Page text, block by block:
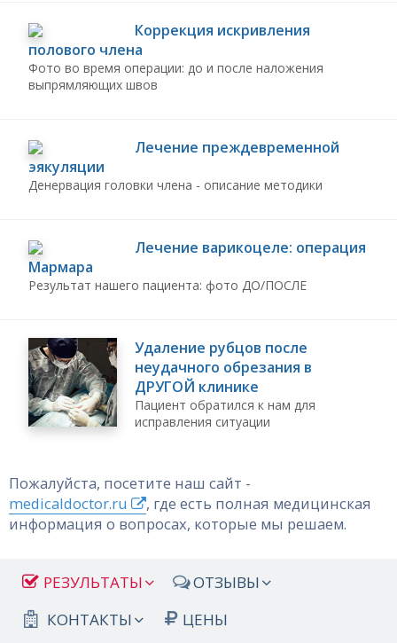
Коррекция искривления
полового члена
Фото во время операции:до и после наложения
выпрямляющих швов
Лечение преждевременной
эякуляции
Денервация головки члена - описание методики
Лечение варикоцеле: операция
Мармара
Результат нашего пациента: фото ДО/ПОСЛЕ
Удаление рубцов после
неудачного обрезания в
ДРУГОЙ клинике
Пациент обратился к нам для
исправления ситуации
Пожалуйста, посетите наш сайт -
medicaldoctor.ru
, где есть полная медицинская
информация о вопросах, которые мы решаем.
РЕЗУЛЬТАТЫ
ОТЗЫВЫ
КОНТАКТЫ
ЦЕНЫ